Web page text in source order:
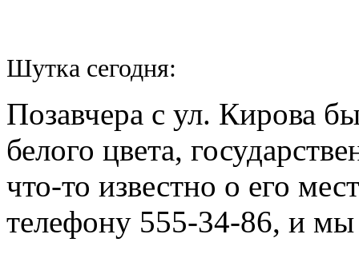
Шутка сегодня:
Позавчера с ул. Кирова
белого цвета,
что-то известно о его
телефону 555-34-86, и